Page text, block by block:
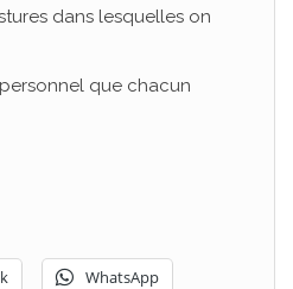
dans lesquelles on
personnel que chacun
WhatsApp